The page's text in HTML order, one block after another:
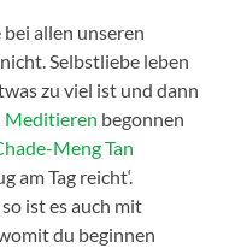
bei allen unseren
Selbstliebe leben
zu viel ist und dann
Meditieren begonnen
Meng Tan
am Tag reicht‘.
ist es auch mit
du beginnen